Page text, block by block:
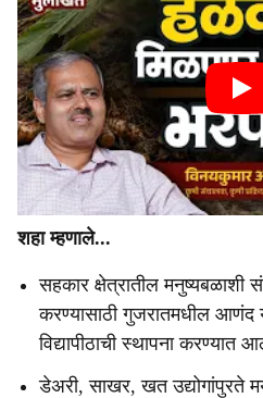
शहा म्हणाले...
सहकार क्षेत्रातील मनुष्यबळाशी
करण्यासाठी गुजरातमधील आणंद
विद्यापीठाची स्थापना करण्यात
डेअरी, साखर, खत उद्योगांपुरते